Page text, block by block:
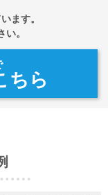
ます。
。
ちら